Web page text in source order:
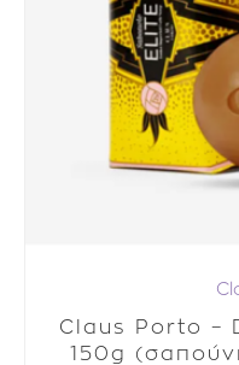
Claus Porto –
150g